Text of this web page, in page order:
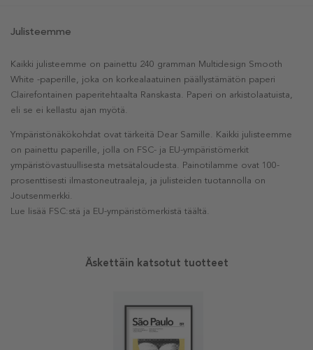
Julisteemme
Kaikki julisteemme on painettu 240 gramman Multidesign Smooth
White -paperille, joka on korkealaatuinen päällystämätön paperi
Clairefontainen paperitehtaalta Ranskasta. Paperi on arkistolaatuista,
eli se ei kellastu ajan myötä.
Ympäristönäkökohdat ovat tärkeitä Dear Samille. Kaikki julisteemme
on painettu paperille, jolla on FSC- ja EU-ympäristömerkit
ympäristövastuullisesta metsätaloudesta. Painotilamme ovat 100-
prosenttisesti ilmastoneutraaleja, ja julisteiden tuotannolla on
Joutsenmerkki.
Lue lisää FSC:stä ja EU-ympäristömerkistä täältä.
Äskettäin katsotut tuotteet